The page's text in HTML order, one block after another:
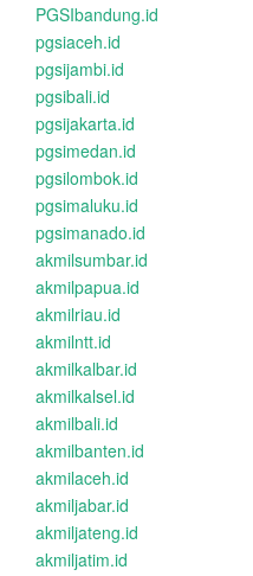
PGSIbandung.id
pgsiaceh.id
pgsijambi.id
pgsibali.id
pgsijakarta.id
pgsimedan.id
pgsilombok.id
pgsimaluku.id
pgsimanado.id
akmilsumbar.id
akmilpapua.id
akmilriau.id
akmilntt.id
akmilkalbar.id
akmilkalsel.id
akmilbali.id
akmilbanten.id
akmilaceh.id
akmiljabar.id
akmiljateng.id
akmiljatim.id